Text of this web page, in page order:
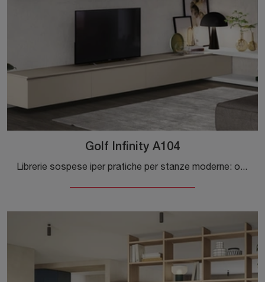
Golf Infinity A104
Librerie sospese iper pratiche per stanze moderne: ottieni informazioni sul modello Golf Infinity A104 della firma Colombini Casa!